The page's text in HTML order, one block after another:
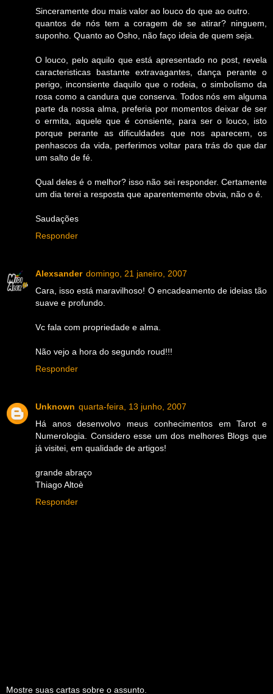
Sinceramente dou mais valor ao louco do que ao outro.
quantos de nós tem a coragem de se atirar? ninguem,
suponho. Quanto ao Osho, não faço ideia de quem seja.
O louco, pelo aquilo que está apresentado no post, revela
caracteristicas bastante extravagantes, dança perante o
perigo, inconsiente daquilo que o rodeia, o simbolismo da
rosa como a candura que conserva. Todos nós em alguma
parte da nossa alma, preferia por momentos deixar de ser
o ermita, aquele que é consiente, para ser o louco, isto
porque perante as dificuldades que nos aparecem, os
penhascos da vida, perferimos voltar para trás do que dar
um salto de fé.
Qual deles é o melhor? isso não sei responder. Certamente
um dia terei a resposta que aparentemente obvia, não o é.
Saudações
Responder
Alexsander domingo, 21 janeiro, 2007
Cara, isso está maravilhoso! O encadeamento de ideias tão
suave e profundo.
Vc fala com propriedade e alma.
Não vejo a hora do segundo roud!!!
Responder
Unknown quarta-feira, 13 junho, 2007
Há anos desenvolvo meus conhecimentos em Tarot e
Numerologia. Considero esse um dos melhores Blogs que
já visitei, em qualidade de artigos!
grande abraço
Thiago Altoè
Responder
Mostre suas cartas sobre o assunto.